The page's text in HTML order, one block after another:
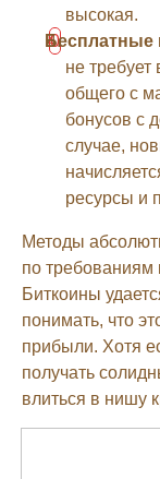
высокая.
Бесплатные
не
общего с
бонусов с
случае,
ресурсы и
Методы
по требованиям
Биткоины
понимать, что
прибыли. Хотя
получать
влиться в нишу